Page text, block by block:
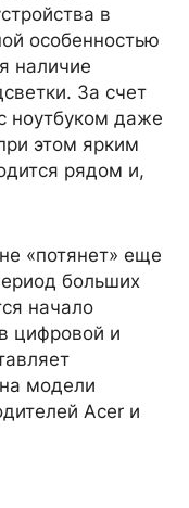
в
особенностью
наличие
За счет
ноутбуком даже
этом ярким
рядом и,
«потянет» еще
больших
начало
цифровой и
на модели
Acer и